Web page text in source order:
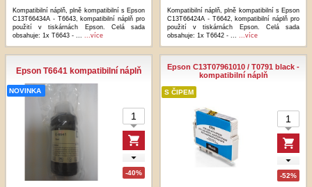
Kompatibilní náplň, plně kompatibilní s Epson
C13T66434A - T6643, kompatibilní náplň pro
použití v tiskárnách Epson. Celá sada
obsahuje: 1x T6643 - ... ...více
Kompatibilní náplň, plně kompatibilní s Epson
C13T66424A - T6642, kompatibilní náplň pro
použití v tiskárnách Epson. Celá sada
obsahuje: 1x T6642 - ... ...více
Epson T6641 kompatibilní náplň
NOVINKA
-40%
Epson C13T07961010 / T0791 black -
kompatibilní náplň
S ČIPEM
-52%